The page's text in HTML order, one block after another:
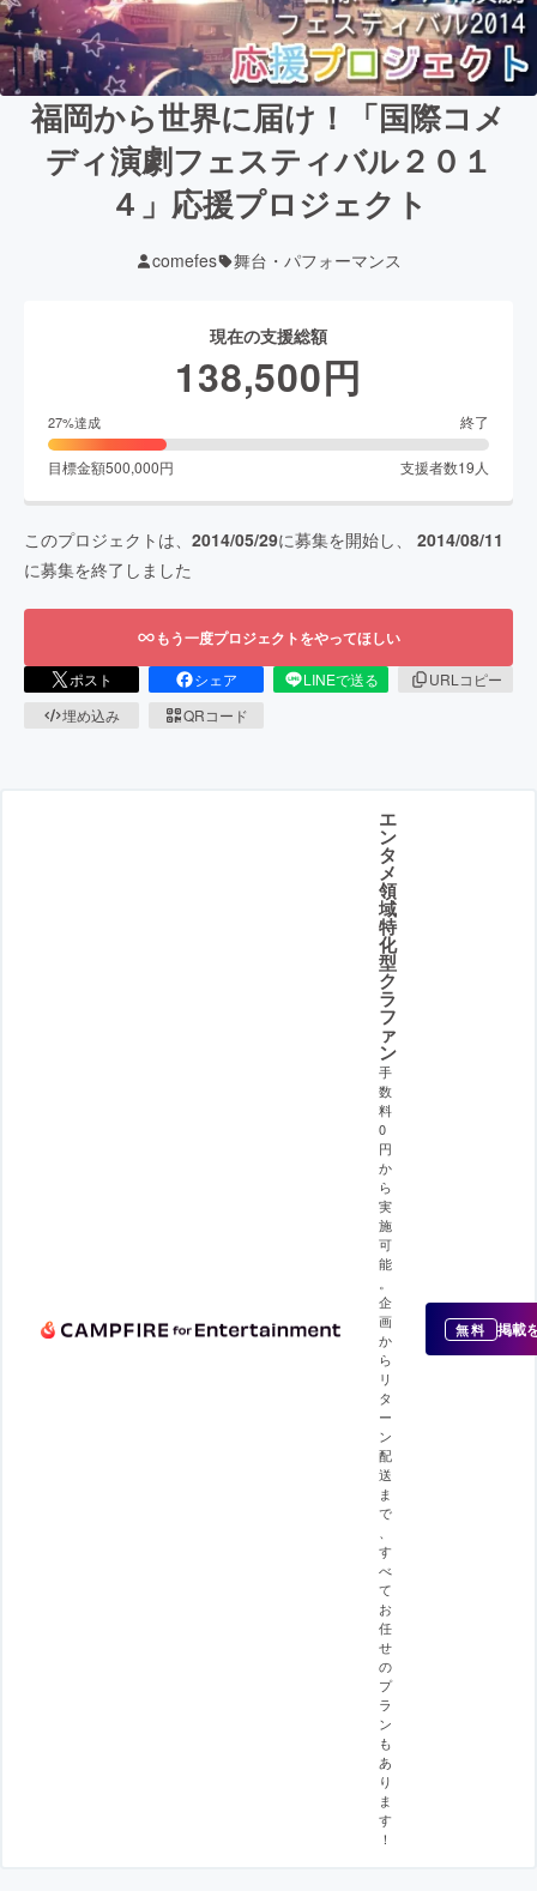
福岡から世界に届け！「国際コメ
ディ演劇フェスティバル２０１
４」応援プロジェクト
comefes 舞台・パフォーマンス
現在の支援総額
138,500円
27%達成 終了
目標金額500,000円 支援者数19 人
このプロジェクトは、 2014/05/29に募集を開始し、 2014/08/11
に募集を終了しました
もう一度プロジェクトをやってほしい
ポスト シェア LINEで送る
URLコピー
埋め込み
QRコード
エ
ン
タ
メ
領
域
特
化
型
ク
ラ
フ
ァ
ン
手
数
料
0
円
か
ら
実
施
可
能
。
企
画
か
ら
リ
タ
ー
ン
配
送
ま
で
、
す
べ
て
お
任
せ
の
プ
ラ
ン
も
あ
り
ま
す
！
無料 掲載